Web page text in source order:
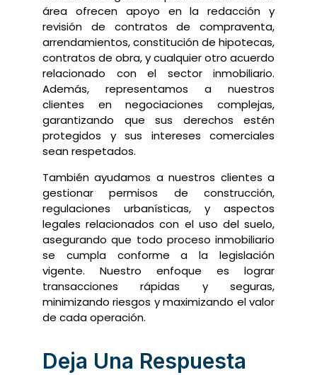
área ofrecen apoyo en la redacción y
revisión de contratos de compraventa,
arrendamientos, constitución de hipotecas,
contratos de obra, y cualquier otro acuerdo
relacionado con el sector inmobiliario.
Además, representamos a nuestros
clientes en negociaciones complejas,
garantizando que sus derechos estén
protegidos y sus intereses comerciales
sean respetados.
También ayudamos a nuestros clientes a
gestionar permisos de construcción,
regulaciones urbanísticas, y aspectos
legales relacionados con el uso del suelo,
asegurando que todo proceso inmobiliario
se cumpla conforme a la legislación
vigente. Nuestro enfoque es lograr
transacciones rápidas y seguras,
minimizando riesgos y maximizando el valor
de cada operación.
Deja Una Respuesta